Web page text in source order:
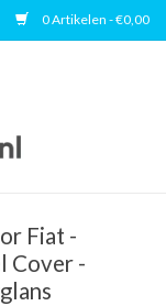
0 Artikelen - €0,00
Fiat -
Cover -